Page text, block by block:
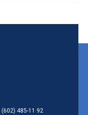
(602) 485-11 92